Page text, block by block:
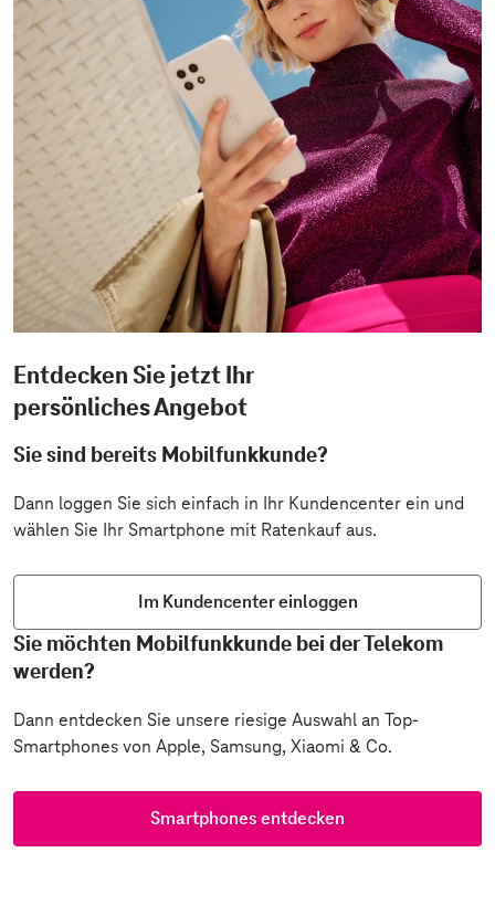
Entdecken Sie jetzt Ihr
persönliches Angebot
Sie sind bereits Mobilfunkkunde?
Dann loggen Sie sich einfach in Ihr Kundencenter ein und
wählen Sie Ihr Smartphone mit Ratenkauf aus.
Im Kundencenter einloggen
Sie möchten Mobilfunkkunde bei der Telekom
werden?
Dann entdecken Sie unsere riesige Auswahl an Top-
Smartphones von Apple, Samsung, Xiaomi & Co.
Smartphones entdecken